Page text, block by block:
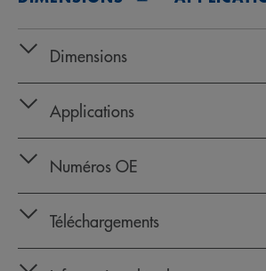
Dimensions
Applications
Numéros OE
Téléchargements